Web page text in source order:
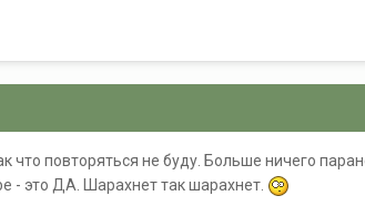
что повторяться не буду. Больше ничего
- это ДА. Шарахнет так шарахнет.